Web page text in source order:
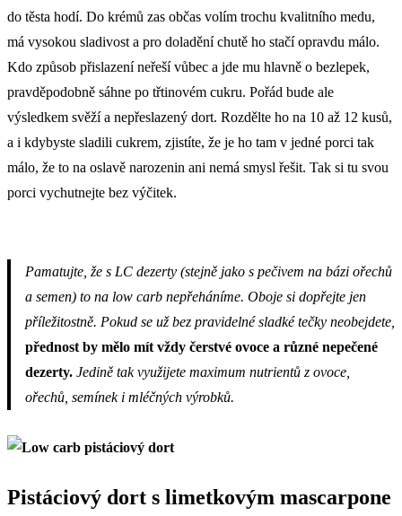
do těsta hodí. Do krémů zas občas volím trochu kvalitního medu,
má vysokou sladivost a pro doladění chutě ho stačí opravdu málo.
Kdo způsob přislazení neřeší vůbec a jde mu hlavně o bezlepek,
pravděpodobně sáhne po třtinovém cukru. Pořád bude ale
výsledkem svěží a nepřeslazený dort. Rozdělte ho na 10 až 12 kusů,
a i kdybyste sladili cukrem, zjistíte, že je ho tam v jedné porci tak
málo, že to na oslavě narozenin ani nemá smysl řešit. Tak si tu svou
porci vychutnejte bez výčitek.
Pamatujte, že s LC dezerty (stejně jako s pečivem na bázi ořechů
a semen) to na low carb nepřeháníme. Oboje si dopřejte jen
příležitostně. Pokud se už bez pravidelné sladké tečky neobejdete,
přednost by mělo mít vždy čerstvé ovoce a různé nepečené
dezerty. Jedině tak využijete maximum nutrientů z ovoce,
ořechů, semínek i mléčných výrobků.
Pistáciový dort s limetkovým mascarpone